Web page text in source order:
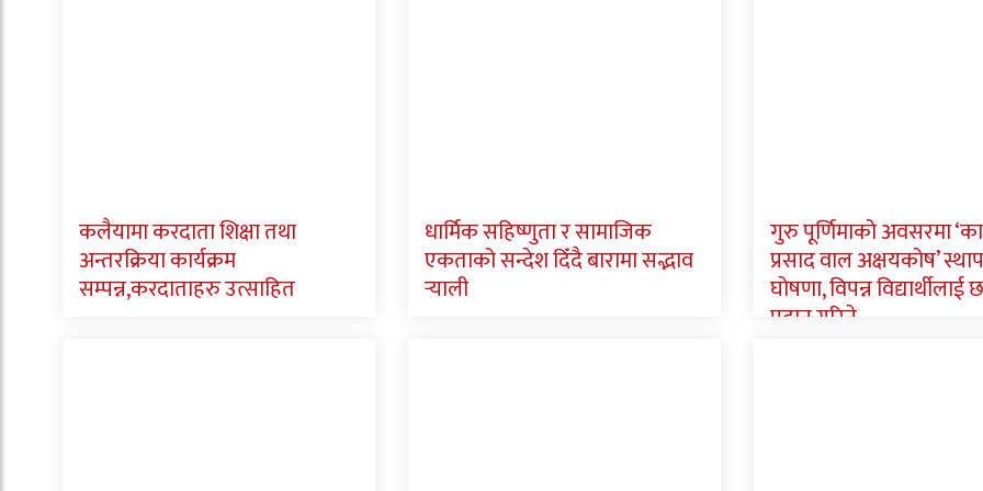
कलैयामा करदाता शिक्षा तथा
अन्तरक्रिया कार्यक्रम
सम्पन्न,करदाताहरु उत्साहित
धार्मिक सहिष्णुता र सामाजिक
एकताको सन्देश दिँदै बारामा सद्भाव
र्‍याली
गुरु पूर्णिमाको अवसरमा
प्रसाद वाल अक्षयकोष’
घोषणा, विपन्न विद्यार्थीलाई
प्रदान गरिने